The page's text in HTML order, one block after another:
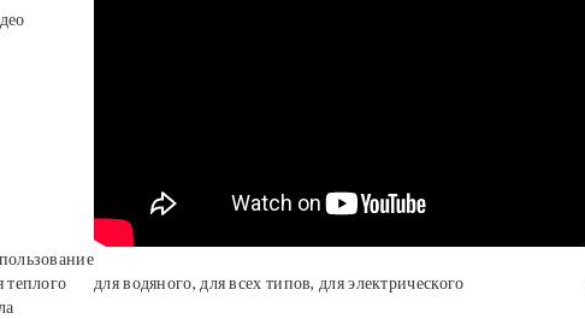
теплого
для водяного, для всех типов, для электрического